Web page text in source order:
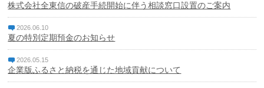
でんさいネット
ローンシミュレーション
株式会社全東信の破産手続開始に伴う相談窓口設置のご案内
2026.06.10
夏の特別定期預金のお知らせ
2026.05.15
企業版ふるさと納税を通じた地域貢献について